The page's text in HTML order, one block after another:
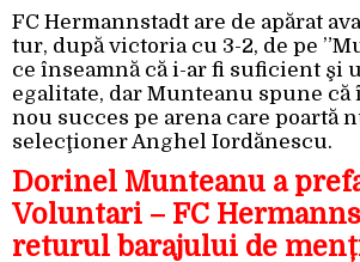
FC Hermannstadt are de apărat
tur, după victoria cu 3-2, de pe
ce înseamnă că i-ar fi suficient şi
egalitate, dar Munteanu spune că
nou succes pe arena care poartă
selecţioner Anghel Iordănescu.
Dorinel Munteanu a
Voluntari – FC
returul barajului de